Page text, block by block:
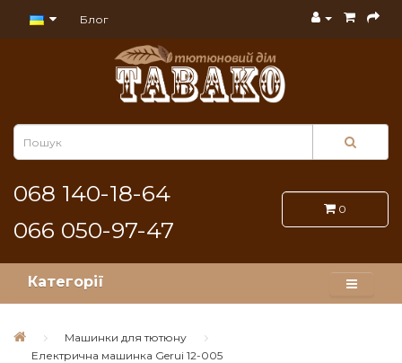
Блог
068 140-18-64
066 050-97-47
0
Категорії
Машинки для тютюну
Електрична машинка Gerui 12-005